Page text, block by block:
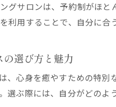
グサロンは、予約制がほ
利用することで、自分に合
の選び方と魅力
、心身を癒やすための特
選ぶ際には、自分がどのよ